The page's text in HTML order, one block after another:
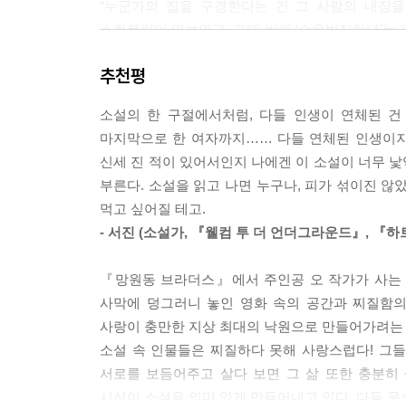
“그게, 제가 지금 갈 데가 없어서…… 당분간은
그러자 슈퍼할아버지가 번개같이 몸을 숙여 텐트
김 부장과 나는 다급히 텐트를 붙잡았다.
“텐트 확 뒤집어버릴까? 월세 낼겨, 안 낼겨?”
펀치 일곱 방.
“할아버지, 그럼 제 월세에서 10만 원만 더 내면
--- pp.33~35
“많이 맵냐?”
“캡사이신 범벅이에요. 오뎅 국물은 뜨거운 건 둘
“망하려고 작정했구먼. 행사 재밌게 한다고 일부러
“괜찮아요, 형님. 어차피 상관없습니다.”
우리가 돌아보자 김 부장이 순간 손에서 무언가
소화불량이 엿보였고, 그에 비해 ‘수유반지하녀’
않는다. 이곳 망원동 옥탑방의 네 남자는 두 계절
나눈다. 그들은 각자의 방식으로 나름 자기 몫의
망원동 브라더스와 함께라면……
아무것도 되는 건 없다. 다만 즐겁게 망가질 뿐이다!
―영화, 만화, 소설을 넘나드는 전천후 이야기꾼의
“10대부터 60대까지 각 세대를 대표하는 우리 시
지리지를 잘 활용한 에피소드가 읽는 재미를 더한
제9회 세계문학상 우수상을 수상한 『망원동 브
하지만 전혀 무겁지 않고 가볍고 유쾌하다. 배꼽
추천평
소설의 한 구절에서처럼, 다들 인생이 연체된
마지막으로 한 여자까지…… 다들 연체된 인생이
신세 진 적이 있어서인지 나에겐 이 소설이 너무
부른다. 소설을 읽고 나면 누구나, 피가 섞이진 않
먹고 싶어질 테고.
- 서진 (소설가, 『웰컴 투 더 언더그라운드』, 『하
『망원동 브라더스』에서 주인공 오 작가가 사
사막에 덩그러니 놓인 영화 속의 공간과 찌질함
사랑이 충만한 지상 최대의 낙원으로 만들어가려
소설 속 인물들은 찌질하다 못해 사랑스럽다! 그
서로를 보듬어주고 살다 보면 그 삶 또한 충분